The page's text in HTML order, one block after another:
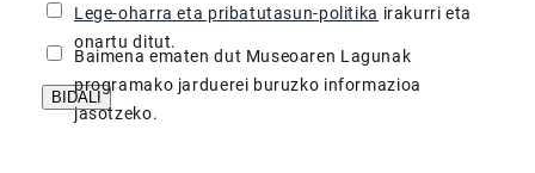
Lege-oharra eta pribatutasun-politika irakurri eta
onartu ditut.
Baimena ematen dut Museoaren Lagunak
programako jarduerei buruzko informazioa
jasotzeko.
BIDALI